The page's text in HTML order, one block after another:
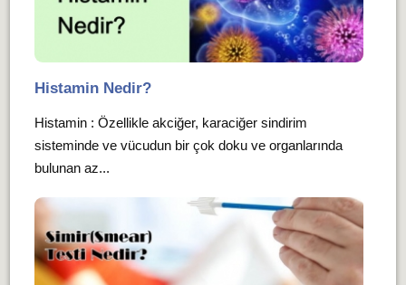
Histamin Nedir?
Histamin : Özellikle akciğer, karaciğer sindirim
sisteminde ve vücudun bir çok doku ve organlarında
bulunan az...